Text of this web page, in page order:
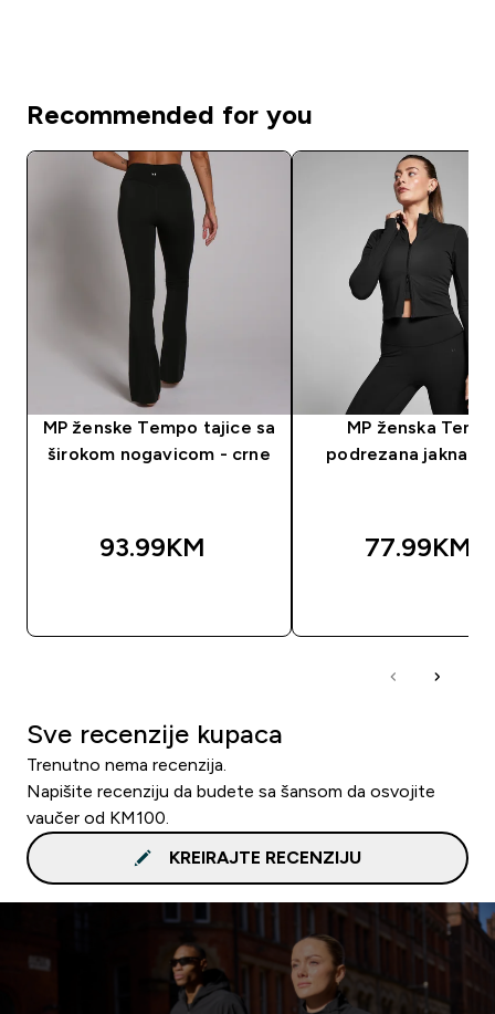
Recommended for you
MP ženske Tempo tajice sa
širokom nogavicom - crne
93.99KM‎
MP ženska
podrezana jakna -
77.99KM‎
Sve recenzije kupaca
Trenutno nema recenzija.
Napišite recenziju da budete sa šansom da osvojite
vaučer od KM100.
KREIRAJTE RECENZIJU